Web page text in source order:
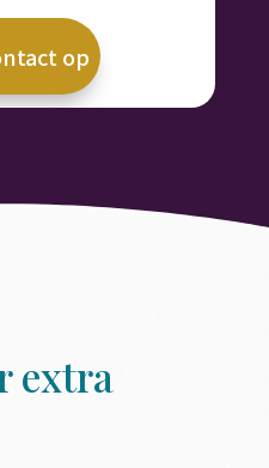
op
extra